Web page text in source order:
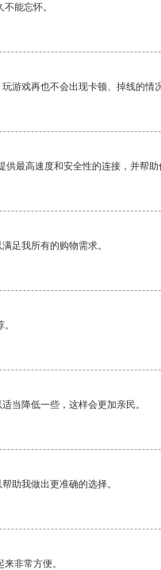
能忘怀。
游戏再也不会出现卡顿、掉线的情
最高速度和安全性的连接，并帮助
足我所有的购物需求。
当降低一些，这样会更加亲民。
助我做出更准确的选择。
非常方便。